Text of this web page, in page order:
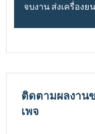
จบงาน ส่งเครื่อง
ติดตามผลงาน
เพจ